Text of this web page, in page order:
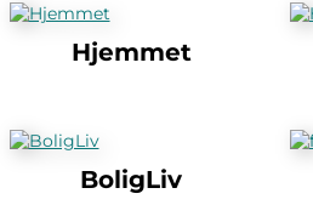
Hjemmet
BoligLiv